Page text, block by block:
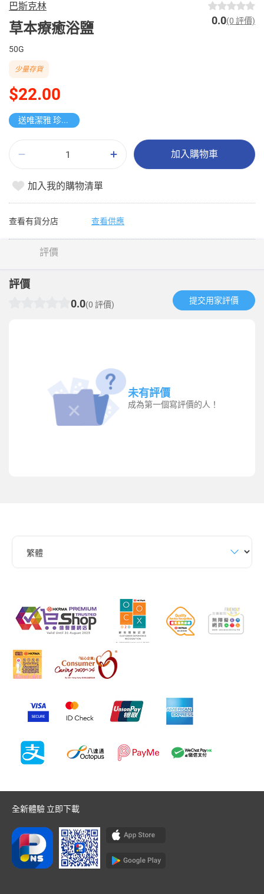
巴斯克林
草本療癒浴鹽 0.0(0 評價)
50G
$22.00
少量存貨
送唯潔雅 珍寶紙手巾
加入購物車
加入我的購物清單
查看有貨分店 查看供應
評價
評價
0.0(0 評價) 提交用家評價​
未有評價
成為第一個寫評價的人！
全新體驗 立即下載